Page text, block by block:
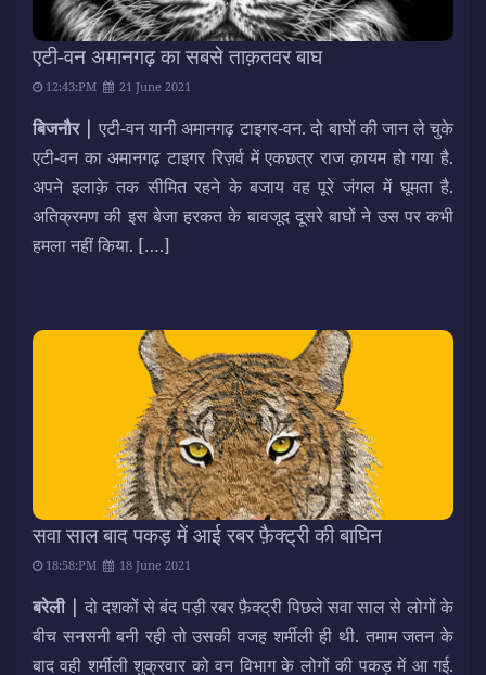
एटी-वन अमानगढ़ का सबसे ताक़तवर बाघ
12:43:PM 21 June 2021
बिजनौर | एटी-वन यानी अमानगढ़ टाइगर-वन. दो बाघों की जान ले चुके
एटी-वन का अमानगढ़ टाइगर रिज़र्व में एकछत्र राज क़ायम हो गया है.
अपने इलाक़े तक सीमित रहने के बजाय वह पूरे जंगल में घूमता है.
अतिक्रमण की इस बेजा हरकत के बावजूद दूसरे बाघों ने उस पर कभी
हमला नहीं किया. [….]
सवा साल बाद पकड़ में आई रबर फ़ैक्ट्री की बाघिन
18:58:PM 18 June 2021
बरेली | दो दशकों से बंद पड़ी रबर फ़ैक्ट्री पिछले सवा साल से लोगों के
बीच सनसनी बनी रही तो उसकी वजह शर्मीली ही थी. तमाम जतन के
बाद वही शर्मीली शुक्रवार को वन विभाग के लोगों की पकड़ में आ गई.